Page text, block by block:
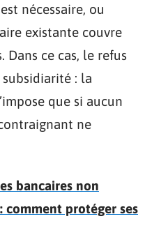
nécessaire, ou
existante couvre
Dans ce cas, le refus
: la
que si aucun
ne
bancaires non
comment protéger ses